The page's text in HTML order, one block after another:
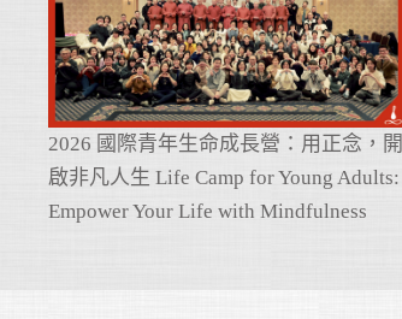
2026 國際青年生命成長營：用正念，開
啟非凡人生 Life Camp for Young Adults:
Empower Your Life with Mindfulness